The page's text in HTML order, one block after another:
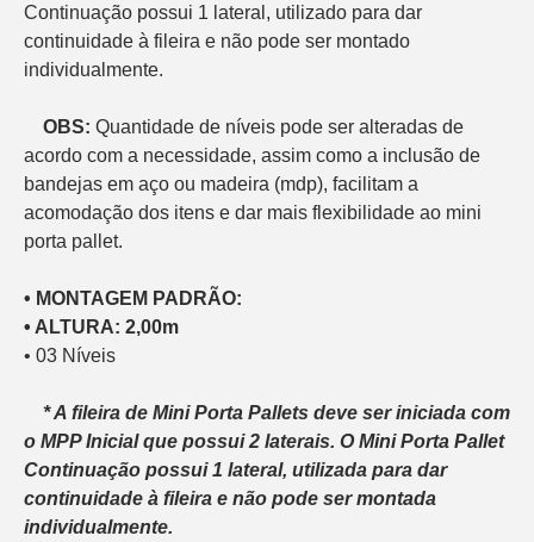
Continuação possui 1 lateral, utilizado para dar
continuidade à fileira e não pode ser montado
individualmente.
OBS: Quantidade de níveis pode ser alteradas de
acordo com a necessidade, assim como a inclusão de
bandejas em aço ou madeira (mdp), facilitam a
acomodação dos itens e dar mais flexibilidade ao mini
• MONTAGEM PADRÃO:
• ALTURA: 2,00m
• 03 Níveis
* A fileira de Mini Porta Pallets deve ser iniciada com
o MPP Inicial que possui 2 laterais. O Mini Porta Pallet
Continuação possui 1 lateral, utilizada para dar
continuidade à fileira e não pode ser montada
individualmente.